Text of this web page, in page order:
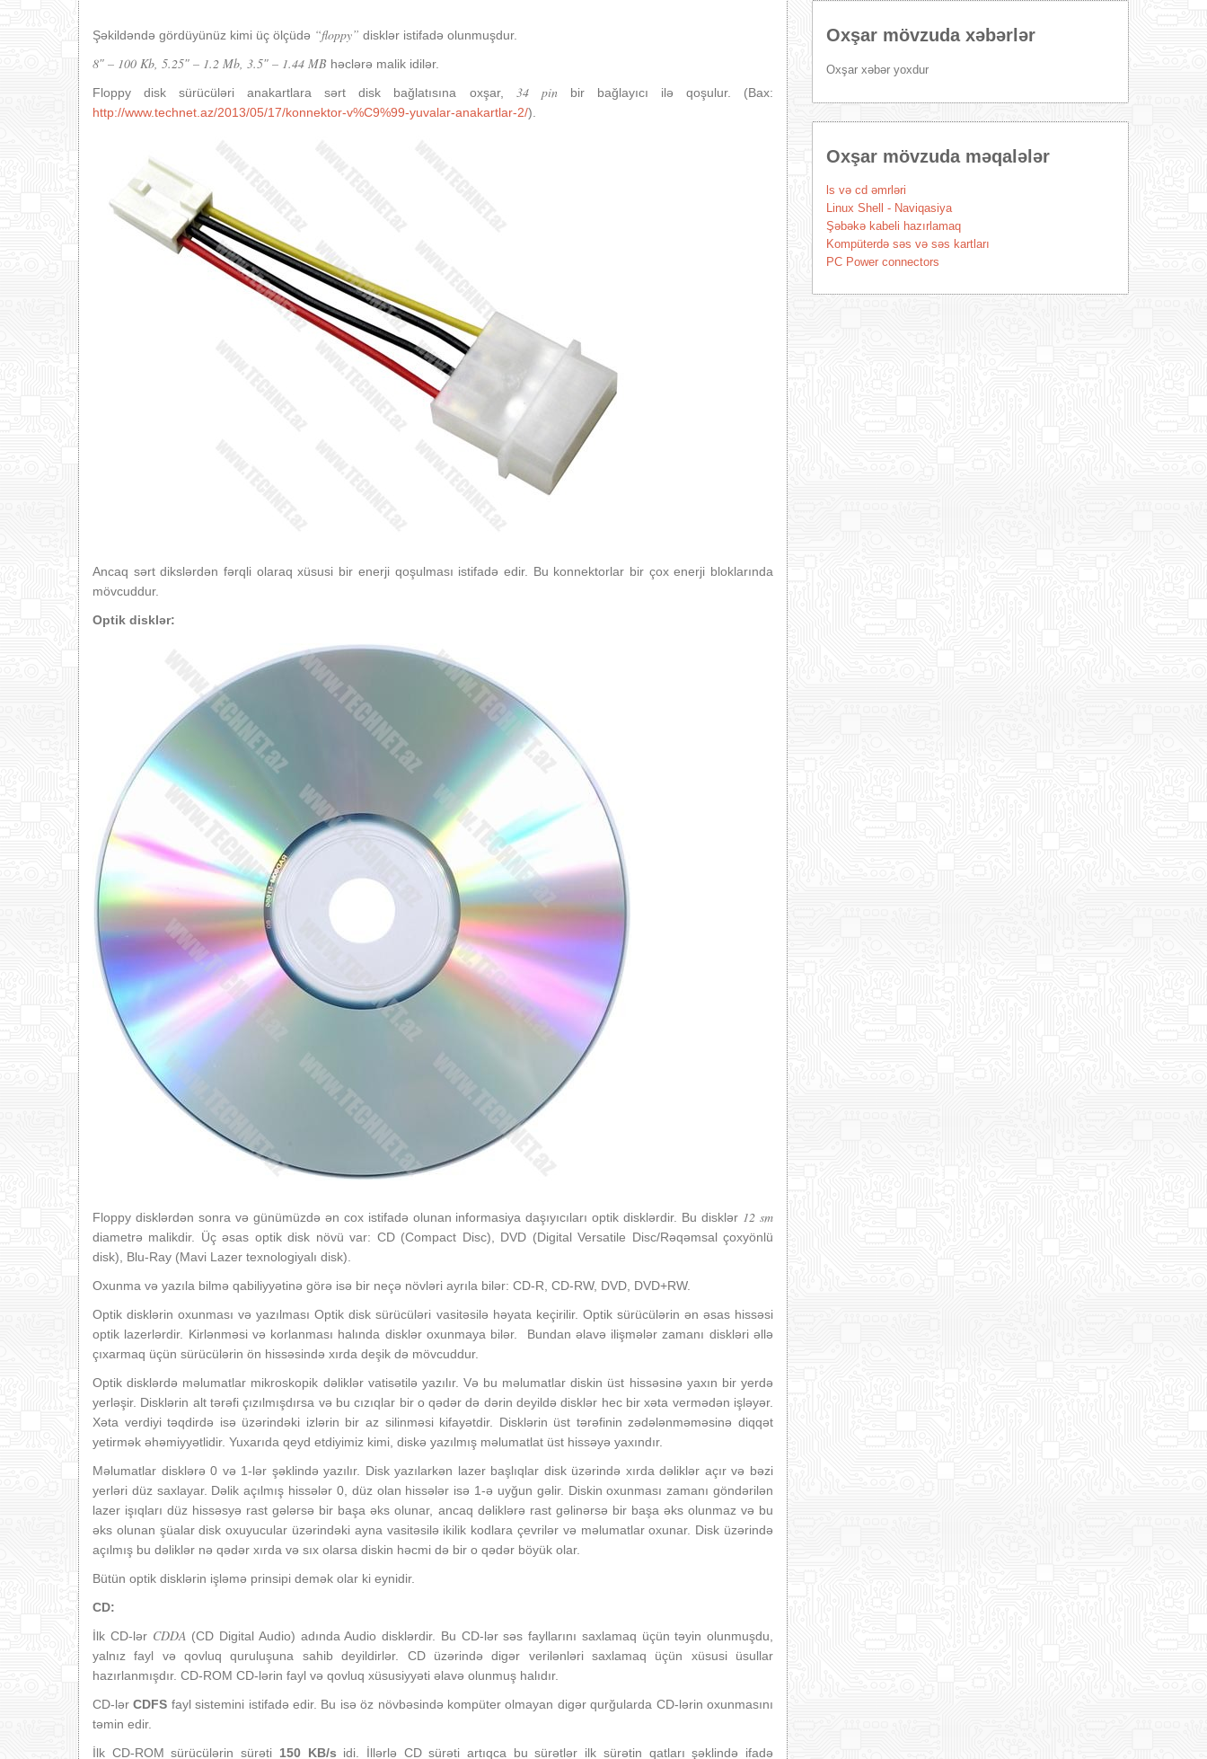
Şəkildəndə gördüyünüz kimi üç ölçüdə “floppy” disklər istifadə olunmuşdur.
8″ – 100 Kb, 5.25″ – 1.2 Mb, 3.5″ – 1.44 MB həclərə malik idilər.
Floppy disk sürücüləri anakartlara sərt disk bağlatısına oxşar, 34 pinbir bağlayıcı ilə qoşulur. (Bax:
http://www.technet.az/2013/05/17/konnektor-v%C9%99-yuvalar-anakartlar-2/).
Ancaq sərt dikslərdən fərqli olaraq xüsusi bir enerji qoşulması istifadə edir. Bu konnektorlar bir çox enerji bloklarında
mövcuddur.
Optik disklər:
Floppy disklərdən sonra və günümüzdə ən cox istifadə olunan informasiya daşıyıcıları optik disklərdir. Bu disklər 12 sm
diametrə malikdir. Üç əsas optik disk növü var: CD (Compact Disc), DVD (Digital Versatile Disc/Rəqəmsal çoxyönlü
disk), Blu-Ray (Mavi Lazer texnologiyalı disk).
Oxunma və yazıla bilmə qabiliyyətinə görə isə bir neçə növləri ayrıla bilər: CD-R, CD-RW, DVD, DVD+RW.
Optik disklərin oxunması və yazılması Optik disk sürücüləri vasitəsilə həyata keçirilir. Optik sürücülərin ən əsas hissəsi
optik lazerlərdir. Kirlənməsi və korlanması halında disklər oxunmaya bilər. Bundan əlavə ilişmələr zamanı diskləri əllə
çıxarmaq üçün sürücülərin ön hissəsində xırda deşik də mövcuddur.
Optik disklərdə məlumatlar mikroskopik dəliklər vatisətilə yazılır. Və bu məlumatlar diskin üst hissəsinə yaxın bir yerdə
yerləşir. Disklərin alt tərəfi çızılmışdırsa və bu cızıqlar bir o qədər də dərin deyildə disklər hec bir xəta vermədən işləyər.
Xəta verdiyi təqdirdə isə üzərindəki izlərin bir az silinməsi kifayətdir. Disklərin üst tərəfinin zədələnməməsinə diqqət
yetirmək əhəmiyyətlidir. Yuxarıda qeyd etdiyimiz kimi, diskə yazılmış məlumatlat üst hissəyə yaxındır.
Məlumatlar disklərə 0 və 1-lər şəklində yazılır. Disk yazılarkən lazer başlıqlar disk üzərində xırda dəliklər açır və bəzi
yerləri düz saxlayar. Dəlik açılmış hissələr 0, düz olan hissələr isə 1-ə uyğun gəlir. Diskin oxunması zamanı göndərilən
lazer işıqları düz hissəsyə rast gələrsə bir başa əks olunar, ancaq dəliklərə rast gəlinərsə bir başa əks olunmaz və bu
əks olunan şüalar disk oxuyucular üzərindəki ayna vasitəsilə ikilik kodlara çevrilər və məlumatlar oxunar. Disk üzərində
açılmış bu dəliklər nə qədər xırda və sıx olarsa diskin həcmi də bir o qədər böyük olar.
Bütün optik disklərin işləmə prinsipi demək olar ki eynidir.
CD:
İlk CD-lər CDDA (CD Digital Audio) adında Audio disklərdir. Bu CD-lər səs fayllarını saxlamaq üçün təyin olunmuşdu,
yalnız fayl və qovluq quruluşuna sahib deyildirlər. CD üzərində digər verilənləri saxlamaq üçün xüsusi üsullar
hazırlanmışdır. CD-ROM CD-lərin fayl və qovluq xüsusiyyəti əlavə olunmuş halıdır.
CD-lərCDFS fayl sistemini istifadə edir. Bu isə öz növbəsində kompüter olmayan digər qurğularda CD-lərin oxunmasını
təmin edir.
İlk CD-ROM sürücülərin sürəti 150 KB/s idi. İllərlə CD sürəti artıqca bu sürətlər ilk sürətin qatları şəklində ifadə
Oxşar mövzuda xəbərlər
Oxşar xəbər yoxdur
Oxşar mövzuda məqalələr
ls və cd əmrləri
Linux Shell - Naviqasiya
Şəbəkə kabeli hazırlamaq
Kompüterdə səs və səs kartları
PC Power connectors